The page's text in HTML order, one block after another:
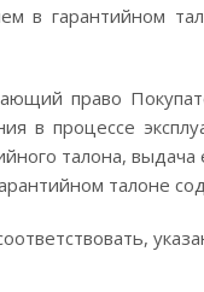
в гарантийном
право
в процессе
талона,
талоне